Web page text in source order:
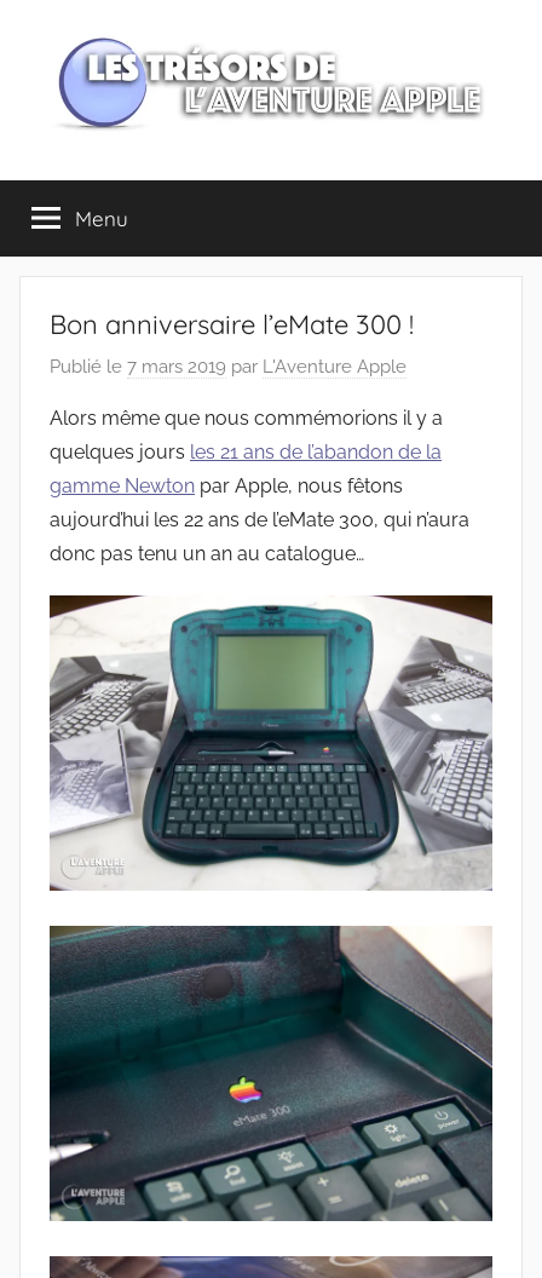
contenu
Les
trésors
de
l'Aventure
Apple
Menu
Bon anniversaire l’eMate 300 !
Publié le 7 mars 2019 par L'Aventure Apple
Alors même que nous commémorions il y a
quelques jours les 21 ans de l’abandon de la
gamme Newton par Apple, nous fêtons
aujourd’hui les 22 ans de l’eMate 300, qui n’aura
donc pas tenu un an au catalogue…